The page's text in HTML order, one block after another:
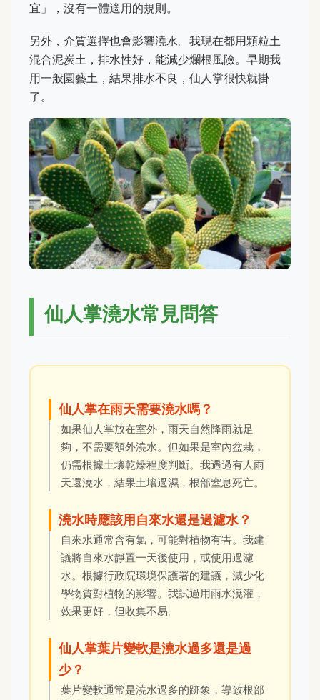
宜」，沒有一體適用的規則。
另外，介質選擇也會影響澆水。我現在都用顆粒土
混合泥炭土，排水性好，能減少爛根風險。早期我
用一般園藝土，結果排水不良，仙人掌很快就掛
了。
仙人掌澆水常見問答
仙人掌在雨天需要澆水嗎？
如果仙人掌放在室外，雨天自然降雨就足
夠，不需要額外澆水。但如果是室內盆栽，
仍需根據土壤乾燥程度判斷。我遇過有人雨
天還澆水，結果土壤過濕，根部窒息死亡。
澆水時應該用自來水還是過濾水？
自來水通常含有氯，可能對植物有害。我建
議將自來水靜置一天後使用，或使用過濾
水。根據行政院環境保護署的建議，減少化
學物質對植物的影響。我試過用雨水澆灌，
效果更好，但收集不易。
仙人掌葉片變軟是澆水過多還是過
少？
葉片變軟通常是澆水過多的跡象，導致根部